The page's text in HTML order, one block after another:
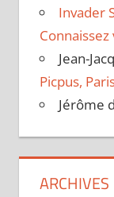
Invader
Connaissez
Jean-
Picpus,
Jérôme
ARCHIVES